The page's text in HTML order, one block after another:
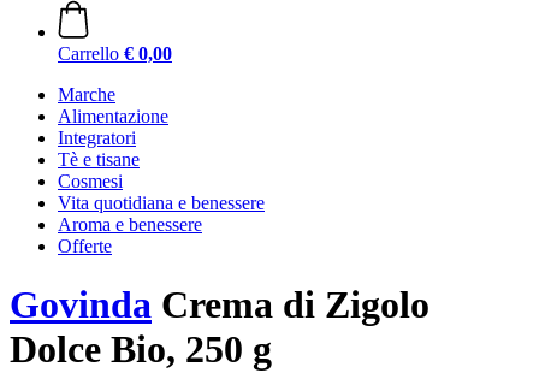
Carrello € 0,00
Marche
Alimentazione
Integratori
Tè e tisane
Cosmesi
Vita quotidiana e benessere
Aroma e benessere
Offerte
Govinda Crema di Zigolo
Dolce Bio, 250 g